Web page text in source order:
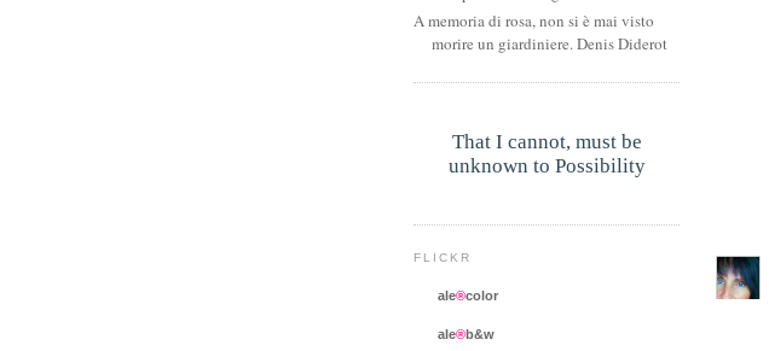
A memoria di rosa, non si è mai visto
morire un giardiniere. Denis Diderot
That I cannot, must be
unknown to Possibility
FLICKR
ale®color
ale®b&w